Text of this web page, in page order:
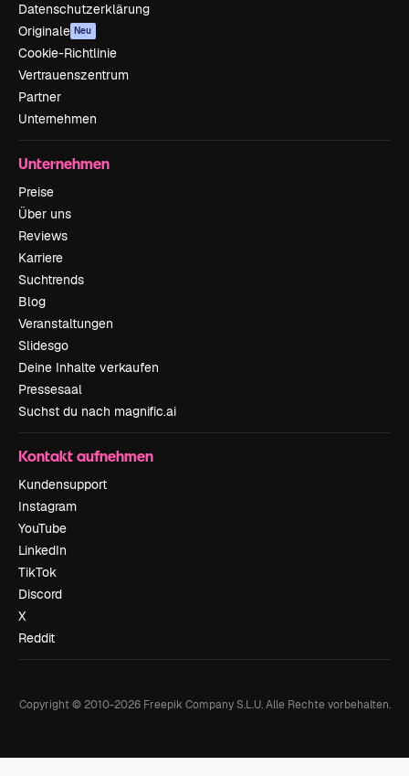
Datenschutzerklärung
Originale Neu
Cookie-Richtlinie
Vertrauenszentrum
Partner
Unternehmen
Unternehmen
Preise
Über uns
Reviews
Karriere
Suchtrends
Blog
Veranstaltungen
Slidesgo
Deine Inhalte verkaufen
Pressesaal
Suchst du nach magnific.ai
Kontakt aufnehmen
Kundensupport
Instagram
YouTube
LinkedIn
TikTok
Discord
X
Reddit
Copyright © 2010-2026Freepik Company S.L.U. Alle Rechte vorbehalten.